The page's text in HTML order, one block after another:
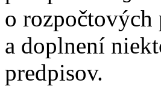
o rozpočtových
a doplnení
predpisov.